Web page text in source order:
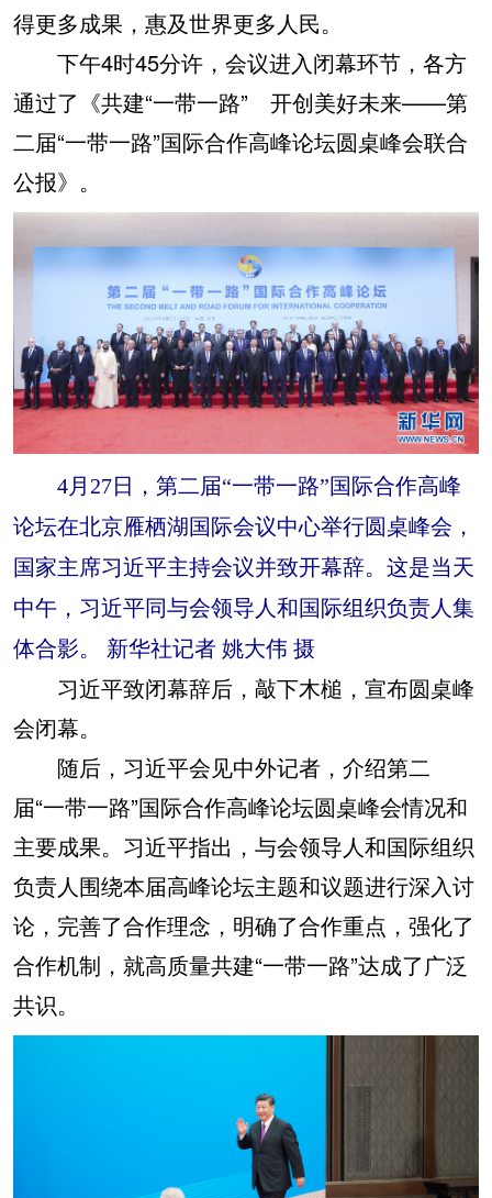
得更多成果，惠及世界更多人民。
下午4时45分许，会议进入闭幕环节，各方
通过了《共建“一带一路” 开创美好未来——第
二届“一带一路”国际合作高峰论坛圆桌峰会联合
公报》。
4月27日，第二届“一带一路”国际合作高峰
论坛在北京雁栖湖国际会议中心举行圆桌峰会，
国家主席习近平主持会议并致开幕辞。这是当天
中午，习近平同与会领导人和国际组织负责人集
体合影。 新华社记者 姚大伟 摄
习近平致闭幕辞后，敲下木槌，宣布圆桌峰
会闭幕。
随后，习近平会见中外记者，介绍第二
届“一带一路”国际合作高峰论坛圆桌峰会情况和
主要成果。习近平指出，与会领导人和国际组织
负责人围绕本届高峰论坛主题和议题进行深入讨
论，完善了合作理念，明确了合作重点，强化了
合作机制，就高质量共建“一带一路”达成了广泛
共识。